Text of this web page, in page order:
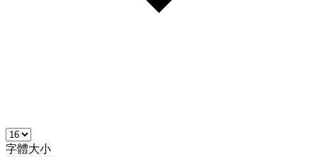
字體大小